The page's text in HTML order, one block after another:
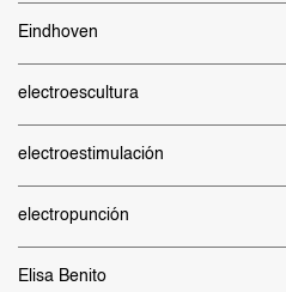
Eindhoven
electroescultura
electroestimulación
electropunción
Elisa Benito